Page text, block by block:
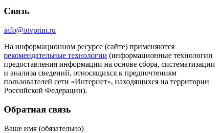
Связь
info@otvprim.ru
На информационном ресурсе (сайте) применяются
рекомендательные технологии (информационные технологии
предоставления информации на основе сбора, систематизации
и анализа сведений, относящихся к предпочтениям
пользователей сети «Интернет», находящихся на территории
Российской Федерации).
Обратная связь
Ваше имя (обязательно)